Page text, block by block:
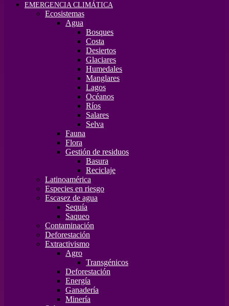
EMERGENCIA CLIMÁTICA
Ecosistemas
Agua
Bosques
Costa
Desiertos
Glaciares
Humedales
Manglares
Lagos
Océanos
Ríos
Salares
Selva
Fauna
Flora
Gestión de residuos
Basura
Reciclaje
Latinoamérica
Especies en riesgo
Escasez de agua
Sequía
Saqueo
Contaminación
Deforestación
Extractivismo
Agro
Transgénicos
Deforestación
Energía
Ganadería
Minería